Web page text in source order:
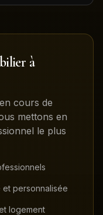
à
cours de
mettons en
le plus
personnalisée
logement